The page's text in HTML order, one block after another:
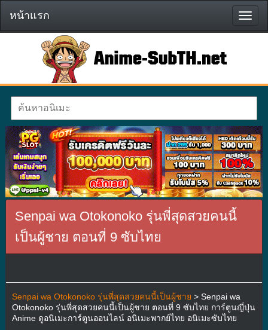
หน้า
แรก
หน้าแรก
Senpai wa Otokonoko รุ่นพี่สุดสวยคนนี้
เป็นผู้ชาย ตอนที่ 9 ซับไทย
Senpai wa Otokonoko รุ่นพี่สุดสวยคนนี้เป็นผู้ชาย > Senpai wa
Otokonoko รุ่นพี่สุดสวยคนนี้เป็นผู้ชาย ตอนที่ 9 ซับไทย การ์ตูนญี่ปุ่น
Anime ดูอนิเมะการ์ตูนออนไลน์ อนิเมะพากย์ไทย อนิเมะซับไทย